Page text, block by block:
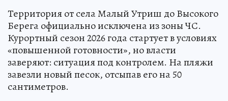
Территория от села Малый Утриш до Высокого
Берега официально исключена из зоны ЧС.
Курортный сезон 2026 года стартует в условиях
«повышенной готовности», но власти
заверяют: ситуация под контролем. На пляжи
завезли новый песок, отсыпав его на 50
сантиметров.